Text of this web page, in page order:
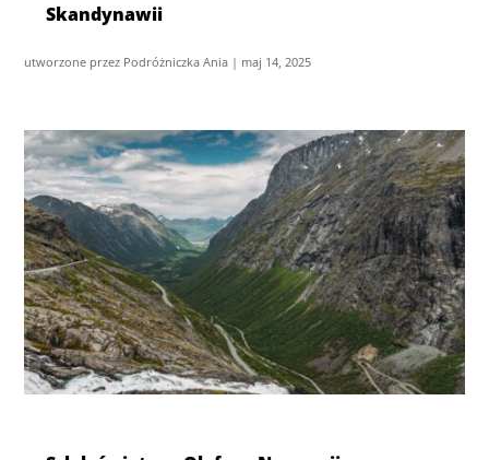
Skandynawii
utworzone przez Podróżniczka Ania | maj 14, 2025